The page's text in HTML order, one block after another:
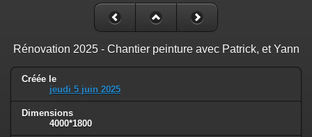
Rénovation 2025 - Chantier peinture avec Patrick, et Yann
Créée le
jeudi 5 juin 2025
Dimensions
4000*1800